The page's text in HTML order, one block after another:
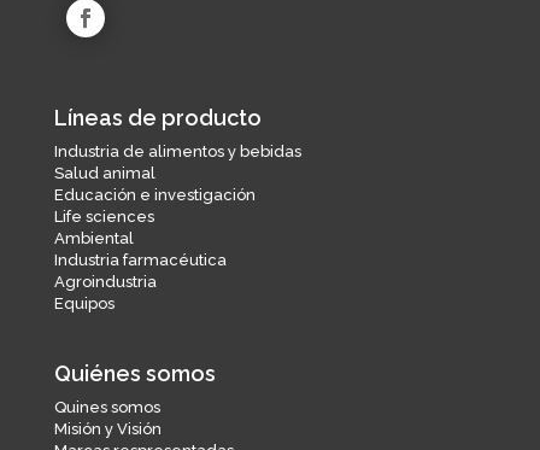
Agroindustria
Líneas de producto
Industria de alimentos y bebidas
Salud animal
Educación e investigación
Life sciences
Ambiental
Industria farmacéutica
Agroindustria
Equipos
Quiénes somos
Quines somos
Misión y Visión